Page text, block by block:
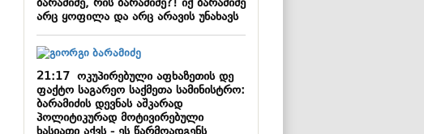
ბარამიძე, რის ბარამიძე?! იქ ბარამიძე
არც ყოფილა და არც არავის უნახავს
21:17ოკუპირებული აფხაზეთის დე
ფაქტო საგარეო საქმეთა სამინისტრო:
ბარამიძის დევნას აშკარად
პოლიტიკურად მოტივირებული